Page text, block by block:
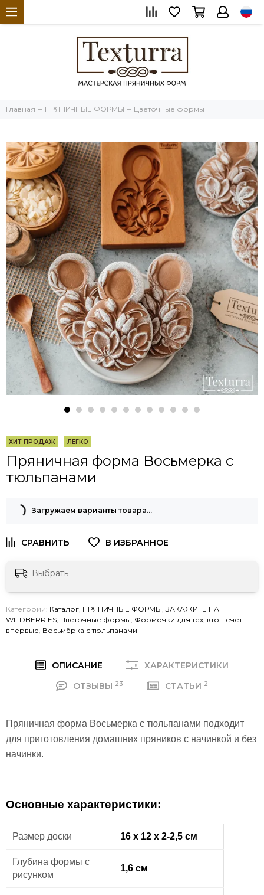
Главная ПРЯНИЧНЫЕ ФОРМЫ Цветочные формы
ХИТ ПРОДАЖ ЛЕГКО
Пряничная форма Восьмерка с
тюльпанами
Загружаем варианты товара…
Выбрать
Категории: Каталог ПРЯНИЧНЫЕ ФОРМЫ ,ЗАКАЖИТЕ НА
WILDBERRIES Цветочные формы Формочки для тех, кто печёт
впервые Восьмёрка с тюльпанами
ОПИСАНИЕ
ХАРАКТЕРИСТИКИ
ОТЗЫВЫ 23 СТАТЬИ 2
Пряничная форма Восьмерка с тюльпанами подходит
для приготовления домашних пряников с начинкой и без
начинки.
Основные характеристики:
Размер доски 16 х 12 х 2-2,5 см
Глубина формы с
рисунком
1,6 см